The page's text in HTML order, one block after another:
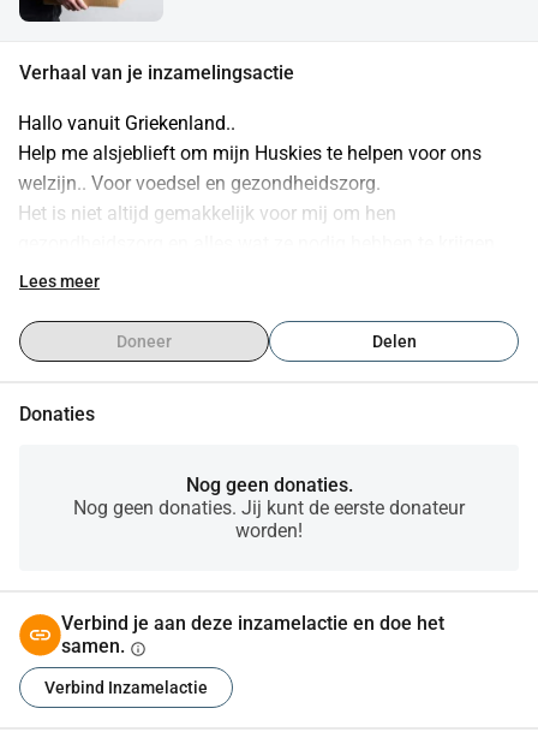
Verhaal van je inzamelingsactie
Hallo vanuit Griekenland..
Help me alsjeblieft om mijn Huskies te helpen voor ons
welzijn.. Voor voedsel en gezondheidszorg.
Het is niet altijd gemakkelijk voor mij om hen
Ik wil ze nooit achterlaten, dat is geen optie voor mij.. Ik hou
Daarom vraag ik jullie om hulp.. Elke cent telt voor die sibes
Heel erg bedankt bij voorbaat.
Lees meer
Doneer Delen
Donaties
Nog geen donaties.
Nog geen donaties. Jij kunt de eerste donateur
worden!
Verbind je aan deze inzamelactie en doe het
samen. info
Verbind Inzamelactie